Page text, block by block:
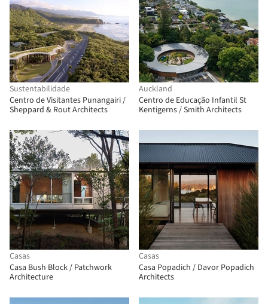
Sustentabilidade
Centro de Visitantes Punangairi /
Sheppard & Rout Architects
Auckland
Centro de Educação Infantil St
Kentigerns / Smith Architects
Casas
Casa Bush Block / Patchwork
Architecture
Casas
Casa Popadich / Davor Popadich
Architects